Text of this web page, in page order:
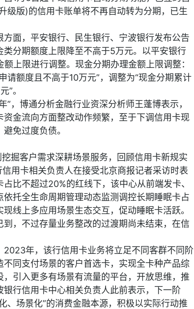
级版)的信用卡账单将不再自动转为分期，已生
面，平安银行、民生银行、宁波银行发布公告
分期额度上限降至不高于5万元。以平安银行
上限进行调整。现金分期办理金额上限调整：
请额度且不高于10万元”，调整为“现金分期累计
”。
，博通分析金融行业资深分析师王蓬博表示，
金流向方面整改动作频繁，至于下调信用卡现
免过度负债。
掘客户需求深耕场景服务，回顾信用卡新规实
用卡相关负责人在接受北京商报记者采访时表
比不超过20%的红线下，该中心从前端发卡、
托全生命周期管理动态监测调控长期睡眠卡占
线上多应用场景生态交互，促动睡眠卡活跃。
，不过存量业务整改的过渡期尚未结束，在信
年，该行信用卡业务将立足不同客群不同阶
同支付场景的客户首选卡，实现全卡种产品综
引入更多有场景有流量的平台，开放思维，推
行信用卡中心相关负责人此前表示，下一阶
、场景化”的消费金融本源，积极以实际行动推